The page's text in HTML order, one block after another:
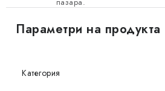
пазара.
Параметри на продукта
Категория